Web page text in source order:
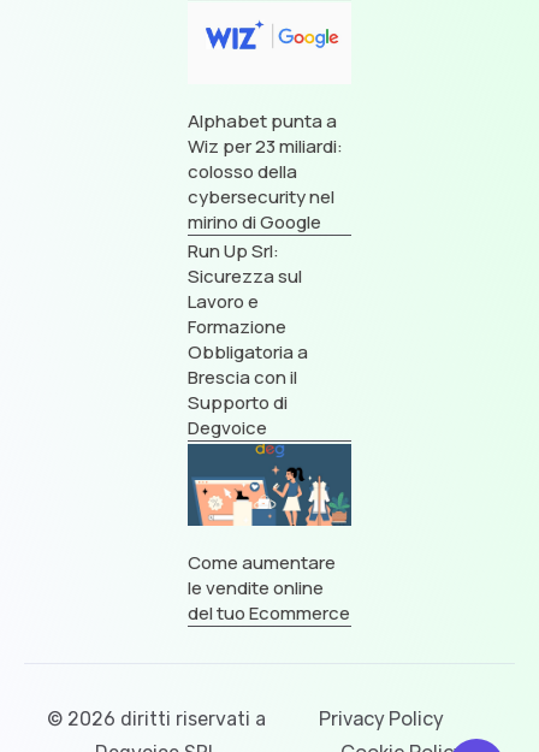
Alphabet punta a
Wiz per 23 miliardi:
colosso della
cybersecurity nel
mirino di Google
Run Up Srl:
Sicurezza sul
Lavoro e
Formazione
Obbligatoria a
Brescia con il
Supporto di
Degvoice
Come aumentare
le vendite online
del tuo Ecommerce
© 2026 diritti riservati a
Privacy Policy